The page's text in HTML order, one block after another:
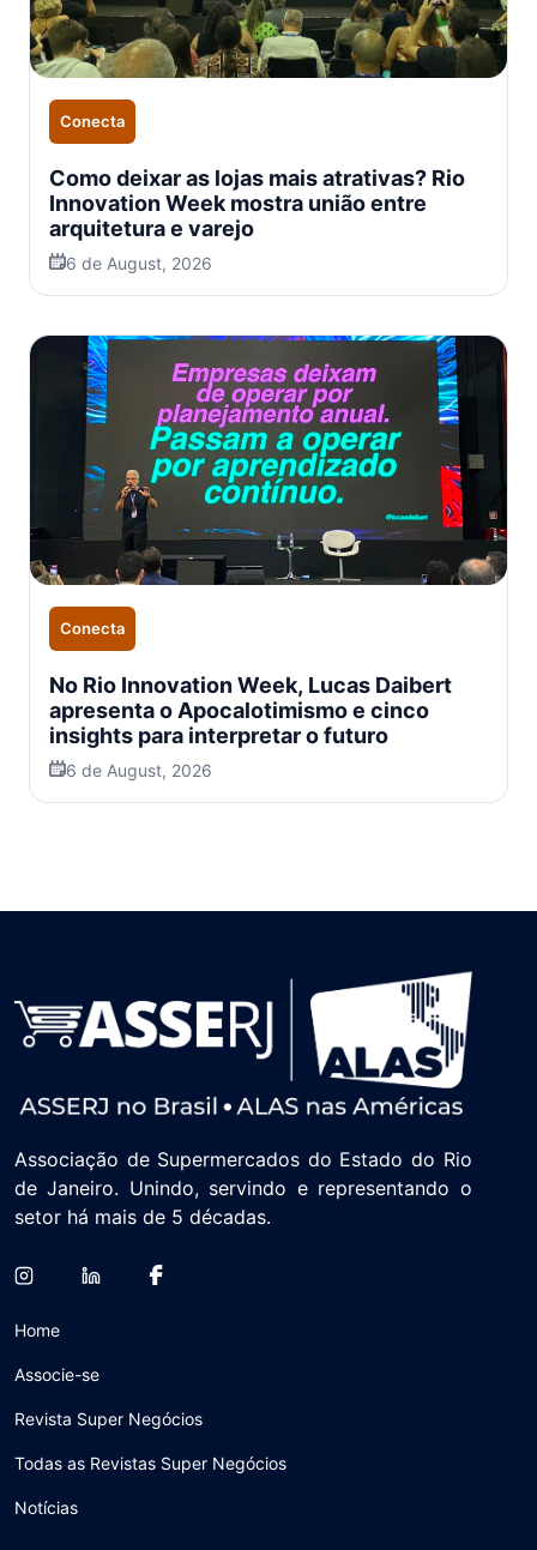
Conecta
Como deixar as lojas mais atrativas? Rio
Innovation Week mostra união entre
arquitetura e varejo
6 de August, 2026
Conecta
No Rio Innovation Week, Lucas Daibert
apresenta o Apocalotimismo e cinco
insights para interpretar o futuro
6 de August, 2026
Associação de Supermercados do Estado do Rio
de Janeiro. Unindo, servindo e representando o
setor há mais de 5 décadas.
Home
Associe-se
Revista Super Negócios
Todas as Revistas Super Negócios
Notícias